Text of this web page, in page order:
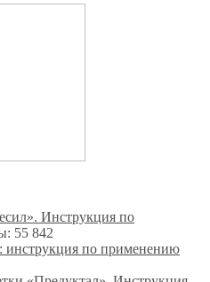
Инструкция по
55 842
инструкция по применению